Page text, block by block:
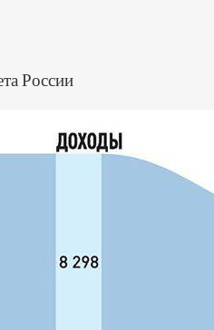
России